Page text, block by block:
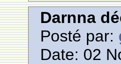
Darnna
Posté par:
Date: 02